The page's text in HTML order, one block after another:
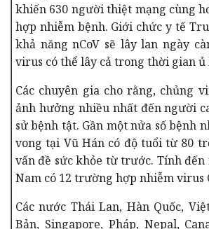
khiến 630 người thiệt mạng cùng
hợp nhiễm bệnh. Giới chức y tế
khả năng nCoV sẽ lây lan ngày
virus có thể lây cả trong thời gian ủ
Các chuyên gia cho rằng, chủng
ảnh hưởng nhiều nhất đến người
sử bệnh tật. Gần một nửa số bệnh
vong tại Vũ Hán có độ tuổi từ 80
vấn đề sức khỏe từ trước. Tính đến
Nam có 12 trường hợp nhiễm virus
Các nước Thái Lan, Hàn Quốc,
Bản, Singapore, Pháp, Nepal,